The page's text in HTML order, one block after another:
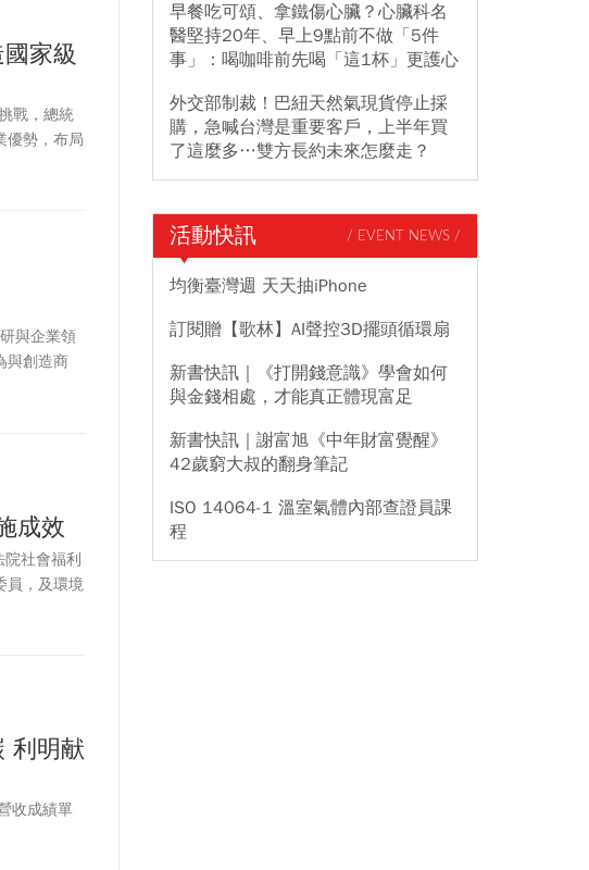
家級
戰，總統
優勢，布局
建置最先
與企業領
與創造商
產業因應
成效
社會福利
員，及環境
利明献
收成績單
早餐吃可頌、拿鐵傷心臟？心臟科名
醫堅持20年、早上9點前不做「5件
事」：喝咖啡前先喝「這1杯」更護心
外交部制裁！巴紐天然氣現貨停止採
購，急喊台灣是重要客戶，上半年買
了這麼多…雙方長約未來怎麼走？
活動快訊 / EVENT NEWS /
均衡臺灣週 天天抽iPhone
訂閱贈【歌林】AI聲控3D擺頭循環扇
新書快訊｜《打開錢意識》學會如何
與金錢相處，才能真正體現富足
新書快訊｜謝富旭《中年財富覺醒》
42歲窮大叔的翻身筆記
ISO 14064-1 溫室氣體內部查證員課
程